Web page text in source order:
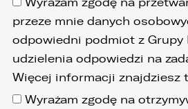
przeze mnie danych
odpowiedni podmiot z Grupy
udzielenia odpowiedzi na
Więcej informacji znajdziesz
Wyrażam zgodę na